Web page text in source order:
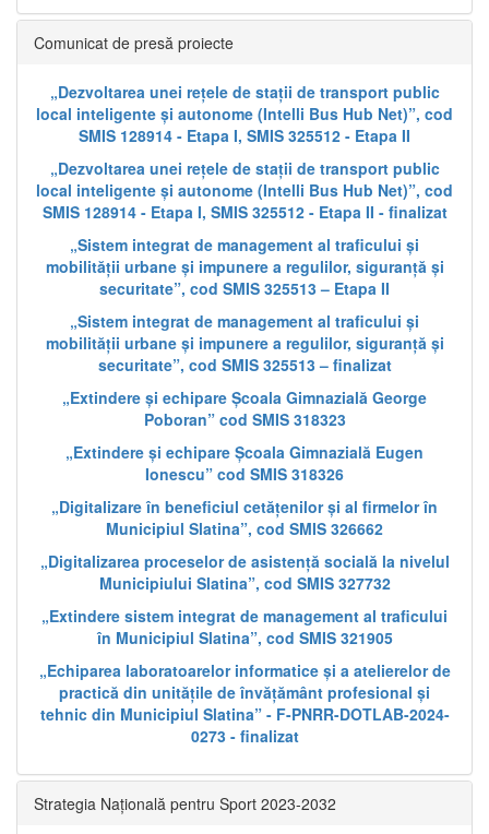
Comunicat de presă proiecte
„Dezvoltarea unei rețele de stații de transport public
local inteligente și autonome (Intelli Bus Hub Net)”, cod
SMIS 128914 - Etapa I, SMIS 325512 - Etapa II
„Dezvoltarea unei rețele de stații de transport public
local inteligente și autonome (Intelli Bus Hub Net)”, cod
SMIS 128914 - Etapa I, SMIS 325512 - Etapa II - finalizat
„Sistem integrat de management al traficului și
mobilității urbane și impunere a regulilor, siguranță și
securitate”, cod SMIS 325513 – Etapa II
„Sistem integrat de management al traficului și
mobilității urbane și impunere a regulilor, siguranță și
securitate”, cod SMIS 325513 – finalizat
„Extindere și echipare Școala Gimnazială George
Poboran” cod SMIS 318323
„Extindere și echipare Școala Gimnazială Eugen
Ionescu” cod SMIS 318326
„Digitalizare în beneficiul cetățenilor și al firmelor în
Municipiul Slatina”, cod SMIS 326662
„Digitalizarea proceselor de asistență socială la nivelul
Municipiului Slatina”, cod SMIS 327732
„Extindere sistem integrat de management al traficului
în Municipiul Slatina”, cod SMIS 321905
„Echiparea laboratoarelor informatice și a atelierelor de
practică din unitățile de învățământ profesional și
tehnic din Municipiul Slatina” - F-PNRR-DOTLAB-2024-
0273 - finalizat
Strategia Națională pentru Sport 2023-2032